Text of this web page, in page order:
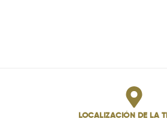
LOCALIZACIÓN DE LA